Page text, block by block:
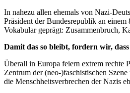
In nahezu allen ehemals von Nazi-
Präsident der Bundesrepublik an
Vokabular geprägt: Zusammenbruch,
Damit das so bleibt, fordern wir,
Überall in Europa feiern extrem rechte
Zentrum der (neo-)faschistischen
die Menschheitsverbrechen der Nazis